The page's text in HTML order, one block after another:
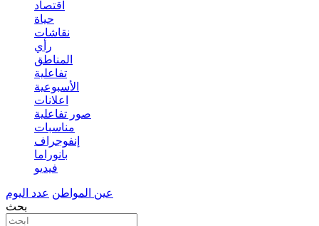
اقتصاد
حياة
نقاشات
رأي
المناطق
تفاعلية
الأسبوعية
اعلانات
صور تفاعلية
مناسبات
إنفوجراف
بانوراما
فيديو
عين المواطن عدد اليوم
بحث